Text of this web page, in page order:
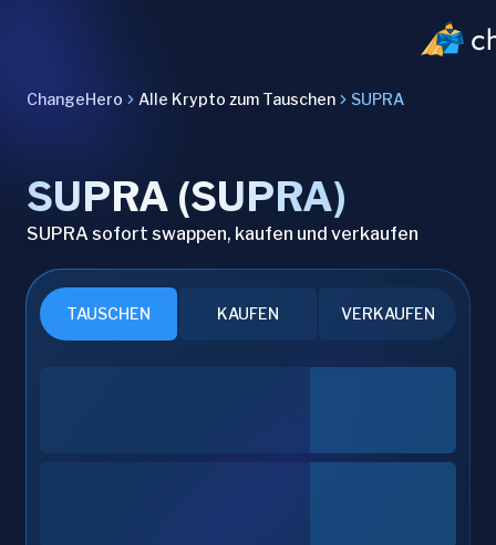
ChangeHero Alle Krypto zum Tauschen SUPRA
SUPRA (SUPRA)
SUPRA sofort swappen, kaufen und verkaufen
TAUSCHEN KAUFEN VERKAUFEN